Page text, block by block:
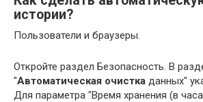
истории?
Пользователи и браузеры.
Откройте раздел Безопасность. В
"Автоматическая очистка данных"
Для параметра "Время хранения (в